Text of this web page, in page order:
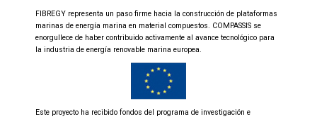
FIBREGY representa un paso firme hacia la construcción de plataformas
marinas de energía marina en material compuestos. COMPASSIS se
enorgullece de haber contribuido activamente al avance tecnológico para
la industria de energía renovable marina europea.
Este proyecto ha recibido fondos del programa de investigación e